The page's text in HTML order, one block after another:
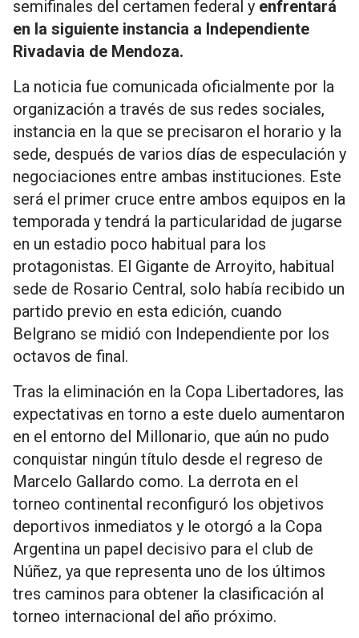
semifinales del certamen federal y enfrentará
en la siguiente instancia a Independiente
Rivadavia de Mendoza.
La noticia fue comunicada oficialmente por la
organización a través de sus redes sociales,
instancia en la que se precisaron el horario y la
sede, después de varios días de especulación y
negociaciones entre ambas instituciones. Este
será el primer cruce entre ambos equipos en la
temporada y tendrá la particularidad de jugarse
en un estadio poco habitual para los
protagonistas. El Gigante de Arroyito, habitual
sede de Rosario Central, solo había recibido un
partido previo en esta edición, cuando
Belgrano se midió con Independiente por los
octavos de final.
Tras la eliminación en la Copa Libertadores, las
expectativas en torno a este duelo aumentaron
en el entorno del Millonario, que aún no pudo
conquistar ningún título desde el regreso de
Marcelo Gallardo como. La derrota en el
torneo continental reconfiguró los objetivos
deportivos inmediatos y le otorgó a la Copa
Argentina un papel decisivo para el club de
Núñez, ya que representa uno de los últimos
tres caminos para obtener la clasificación al
torneo internacional del año próximo.